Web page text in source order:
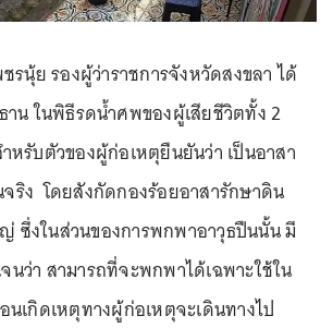
รนุ้ย รองผู้ว่าราชการจังหวัดสงขลา ได้
าน ในพิธีรดน้ำศพของผู้เสียชีวิตทั้ง 2
หรับตัวของผู้ก่อเหตุยืนยันว่า เป็นอาสา
ริง โดยสังกัดกองร้อยอาสารักษาดิน
ซึ่งในส่วนของการพกพาอาวุธปืนนั้น มี
ว่า สามารถที่จะพกพาได้เฉพาะใช้ใน
เกิดเหตุทางผู้ก่อเหตุจะเดินทางไป